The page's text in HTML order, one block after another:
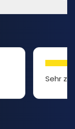
Sehr